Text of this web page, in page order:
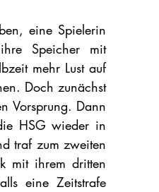
eine Spielerin
Speicher mit
mehr Lust auf
Doch zunächst
Vorsprung. Dann
HSG wieder in
traf zum zweiten
mit ihrem dritten
eine Zeitstrafe